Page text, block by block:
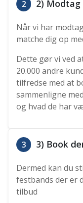
2 2)
Når vi har
matche dig op
Dette gør vi ved
20.000 andre
tilfredse med at
sammenligne
og hvad de har
3 3) Book
Dermed kan du
festbands der er
tilbud